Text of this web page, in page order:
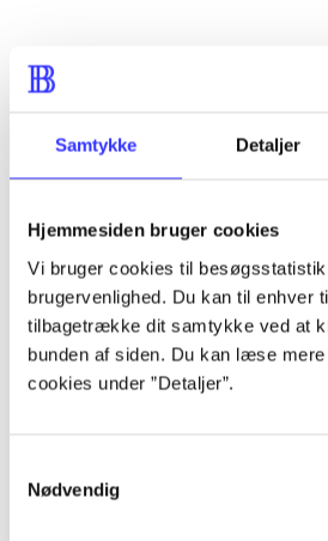
Samtykke Detaljer
Hjemmesiden bruger cookies
Vi bruger cookies til
brugervenlighed. Du kan til enhver
tilbagetrække dit samtykke ved at
bunden af siden. Du kan læse
cookies under ”Detaljer”.
Nødvendig
Artikler
...
...